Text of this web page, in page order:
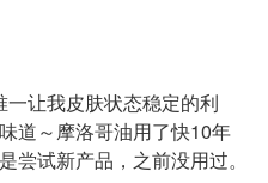
让我皮肤状态稳定的利
道～摩洛哥油用了快10年
尝试新产品，之前没用过。